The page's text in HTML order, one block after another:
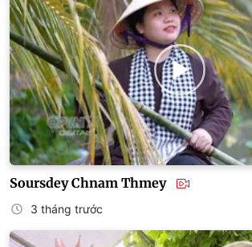
Soursdey Chnam Thmey
3 tháng trước